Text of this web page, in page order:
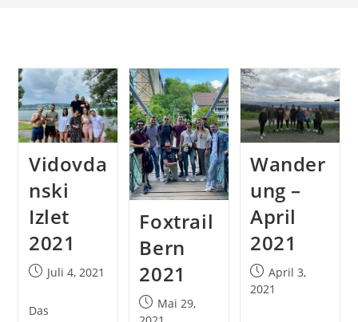
Vidovda
nski
Izlet
2021
PostJuli 4, 2021
Das
Foxtrail
Bern
2021
PostMai 29,
Wander
ung –
April
2021
Post
published:
April 3,
2021